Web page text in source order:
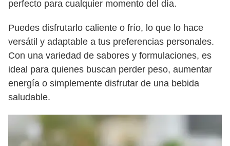
perfecto para cualquier momento del día.
Puedes disfrutarlo caliente o frío, lo que lo hace
versátil y adaptable a tus preferencias personales.
Con una variedad de sabores y formulaciones, es
ideal para quienes buscan perder peso, aumentar
energía o simplemente disfrutar de una bebida
saludable.